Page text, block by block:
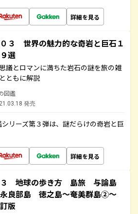
詳細を見る
３ 世界の魅力的な奇岩と巨石１
選
議とロマンに満ちた岩石の謎を旅の雑
ともに解説
図鑑
発売
シリーズ第３弾は、謎だらけの奇岩と巨
詳細を見る
３ 地球の歩き方 島旅 与論島
良部島 徳之島～奄美群島②～
版